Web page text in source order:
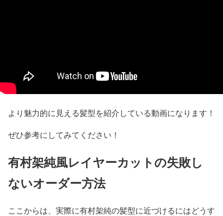
より魅力的に見える髪型を紹介している動画になります！
ぜひ参考にしてみてください！
有村架純風レイヤーカットの失敗し
ないオーダー方法
ここからは、実際に有村架純の髪型に近づけるにはどうす